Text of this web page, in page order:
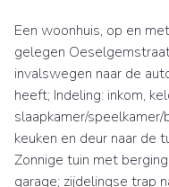
Een woonhuis, op en
gelegen
invalswegen naar de
heeft; Indeling: inkom,
slaapkamer/
keuken en deur naar de
Zonnige tuin met
garage; zijdelingse trap